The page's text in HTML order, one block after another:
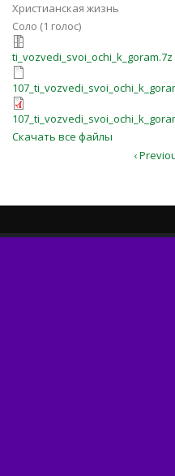
Христианская жизнь
Соло (1 голос)
ti_vozvedi_svoi_ochi_k_goram.7z
Скачать все файлы
‹